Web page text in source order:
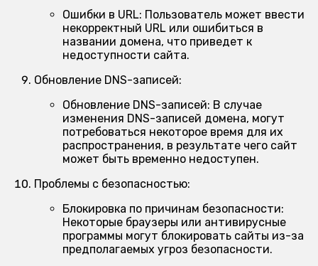
Ошибки в URL: Пользователь может ввести
некорректный URL или ошибиться в
названии домена, что приведет к
недоступности сайта.
Обновление DNS-записей:
Обновление DNS-записей: В случае
изменения DNS-записей домена, могут
потребоваться некоторое время для их
распространения, в результате чего сайт
может быть временно недоступен.
Проблемы с безопасностью:
Блокировка по причинам безопасности:
Некоторые браузеры или антивирусные
программы могут блокировать сайты из-за
предполагаемых угроз безопасности.